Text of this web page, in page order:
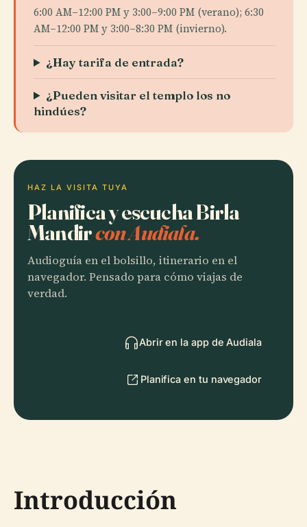
6:00 AM–12:00 PM y 3:00–9:00 PM (verano); 6:30
AM–12:00 PM y 3:00–8:30 PM (invierno).
¿Hay tarifa de entrada?
¿Pueden visitar el templo los no
hindúes?
HAZ LA VISITA TUYA
Planifica y escucha Birla
Mandircon Audiala.
Audioguía en el bolsillo, itinerario en el
navegador. Pensado para cómo viajas de
verdad.
Abrir en la app de Audiala
Planifica en tu navegador
Introducción